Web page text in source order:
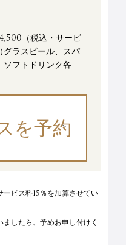
（税込・サービ
グラスビール、スパ
フトドリンク各
を予約
ビス料15％を加算させてい
したら、予めお申し付けく